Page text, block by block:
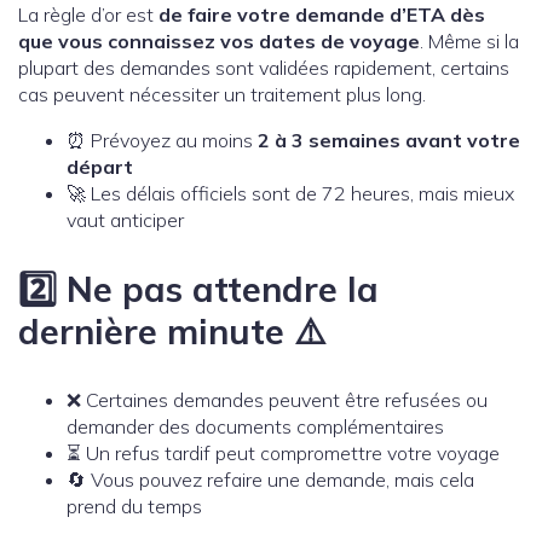
La règle d’or est de faire votre demande d’ETA dès
que vous connaissez vos dates de voyage . Même si la
plupart des demandes sont validées rapidement, certains
cas peuvent nécessiter un traitement plus long.
⏰ Prévoyez au moins 2 à 3 semaines avant votre
départ
🚀 Les délais officiels sont de 72 heures, mais mieux
vaut anticiper
2️⃣ Ne pas attendre la
dernière minute ⚠️
❌ Certaines demandes peuvent être refusées ou
demander des documents complémentaires
⏳ Un refus tardif peut compromettre votre voyage
🔄 Vous pouvez refaire une demande, mais cela
prend du temps